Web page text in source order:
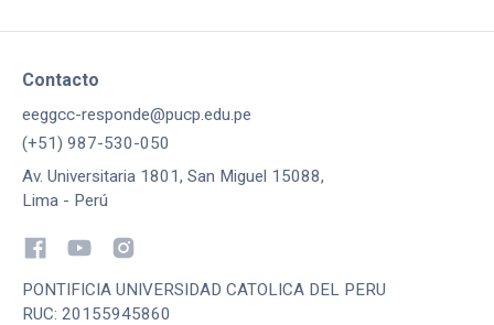
Contacto
eeggcc-responde@pucp.edu.pe
(+51) 987-530-050
Av. Universitaria 1801, San Miguel 15088,
Lima - Perú
PONTIFICIA UNIVERSIDAD CATOLICA DEL PERU
RUC: 20155945860